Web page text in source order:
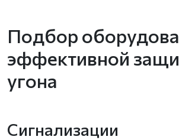
Подбор
эффективной
угона
Сигнализации